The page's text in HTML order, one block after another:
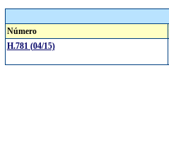
Número
H.781 (04/15)